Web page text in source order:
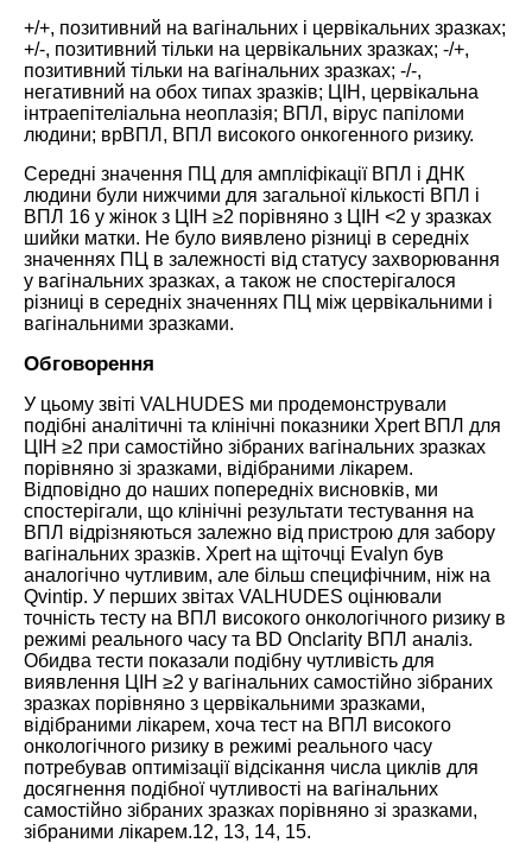
+/+, позитивний на вагінальних і цервікальних зразках;
+/-, позитивний тільки на цервікальних зразках; -/+,
позитивний тільки на вагінальних зразках; -/-,
негативний на обох типах зразків; ЦІН, цервікальна
інтраепітеліальна неоплазія; ВПЛ, вірус папіломи
людини; врВПЛ, ВПЛ високого онкогенного ризику.
Середні значення ПЦ для ампліфікації ВПЛ і ДНК
людини були нижчими для загальної кількості ВПЛ і
ВПЛ 16 у жінок з ЦІН ≥2 порівняно з ЦІН <2 у зразках
шийки матки. Не було виявлено різниці в середніх
значеннях ПЦ в залежності від статусу захворювання
у вагінальних зразках, а також не спостерігалося
різниці в середніх значеннях ПЦ між цервікальними і
вагінальними зразками.
Обговорення
У цьому звіті VALHUDES ми продемонстрували
подібні аналітичні та клінічні показники Xpert ВПЛ для
ЦІН ≥2 при самостійно зібраних вагінальних зразках
порівняно зі зразками, відібраними лікарем.
Відповідно до наших попередніх висновків, ми
спостерігали, що клінічні результати тестування на
ВПЛ відрізняються залежно від пристрою для забору
вагінальних зразків. Xpert на щіточці Evalyn був
аналогічно чутливим, але більш специфічним, ніж на
Qvintip. У перших звітах VALHUDES оцінювали
точність тесту на ВПЛ високого онкологічного ризику в
режимі реального часу та BD Onclarity ВПЛ аналіз.
Обидва тести показали подібну чутливість для
виявлення ЦІН ≥2 у вагінальних самостійно зібраних
зразках порівняно з цервікальними зразками,
відібраними лікарем, хоча тест на ВПЛ високого
онкологічного ризику в режимі реального часу
потребував оптимізації відсікання числа циклів для
досягнення подібної чутливості на вагінальних
самостійно зібраних зразках порівняно зі зразками,
зібраними лікарем.12, 13, 14, 15.